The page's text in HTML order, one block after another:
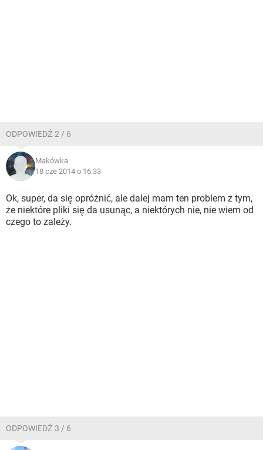
ODPOWIEDŹ 2 / 6
Makówka
18 cze 2014 o 16:33
Ok, super, da się opróżnić, ale dalej mam ten problem z tym,
że niektóre pliki się da usunąc, a niektórych nie, nie wiem od
czego to zależy.
ODPOWIEDŹ 3 / 6